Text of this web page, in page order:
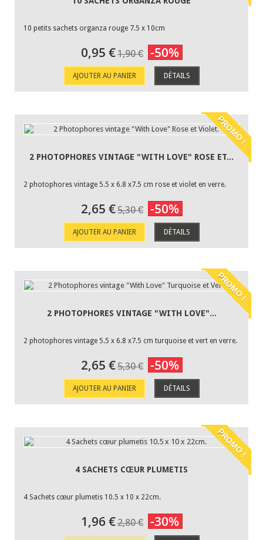
10 petits sachets organza rouge 7.5 x 10cm
0,95 €1,90 € -50%
AJOUTER AU PANIER DÉTAILS
PROMO !
2 PHOTOPHORES VINTAGE "WITH LOVE" ROSE ET...
2 photophores vintage 5.5 x 6.8 x7.5 cm rose et violet en verre.
2,65 €5,30 € -50%
AJOUTER AU PANIER DÉTAILS
PROMO !
2 PHOTOPHORES VINTAGE "WITH LOVE"...
2 photophores vintage 5.5 x 6.8 x7.5 cm turquoise et vert en verre.
2,65 €5,30 € -50%
AJOUTER AU PANIER DÉTAILS
PROMO !
4 SACHETS CŒUR PLUMETIS
4 Sachets cœur plumetis 10.5 x 10 x 22cm.
1,96 €2,80 € -30%